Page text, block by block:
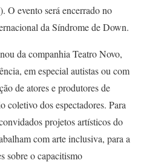
O evento será encerrado no
da Síndrome de Down.
da companhia Teatro Novo,
em especial autistas ou com
de atores e produtores de
dos espectadores. Para
projetos artísticos do
com arte inclusiva, para a
sobre o capacitismo